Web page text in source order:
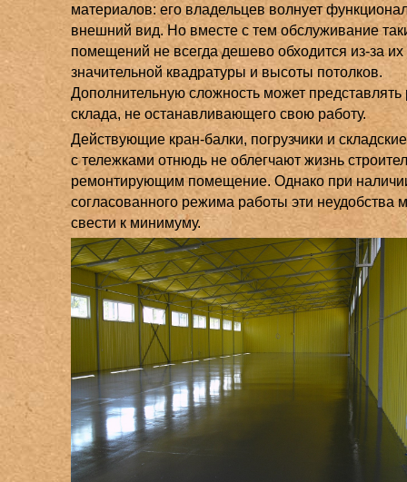
материалов: его владельцев волнует
внешний вид. Но вместе с тем обслуживание
помещений не всегда дешево обходится из-за их
значительной квадратуры и высоты потолков.
Дополнительную сложность может представлять
склада, не останавливающего свою работу.
Действующие кран-балки, погрузчики и
с тележками отнюдь не облегчают жизнь
ремонтирующим помещение. Однако при
согласованного режима работы эти неудобства
свести к минимуму.